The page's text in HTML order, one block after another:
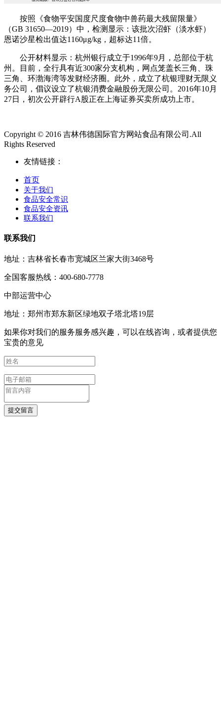
按照《食物平安国度尺度食物中兽药最大残留限量》
（GB 31650—2019）中，检测显示：该批次沼虾（淡水虾）
恩诺沙星检出值达1160μg/kg，超标达11倍。
公开材料显示：杭州银行成立于1996年9月，总部位于杭
州。目前，全行具有近300家分支机构，网点笼盖长三角、珠
三角、环渤海湾等发财经济圈。此外，成立了杭银理财无限义
务公司，倡议设立了杭银消费金融股份无限公司。2016年10月
27日，初次公开辟行A股正在上海证券买卖所成功上市。
Copyright © 2016 吉林伟德国际官方网站食品有限公司.All
Rights Reserved
友情链接：
首页
关于我们
食品安全常识
食品安全资讯
联系我们
联系我们
地址：吉林省长春市宽城区兰家大街3468号
全国客服热线：400-680-7778
中部运营中心
地址：郑州市郑东新区绿地双子塔北塔19层
如果你对我们的服务服务感兴趣，可以在线咨询，或者提供您
宝贵的意见
提交留言